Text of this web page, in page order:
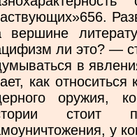
вершине
ли это? —
в
как
оружия,
стоит
у